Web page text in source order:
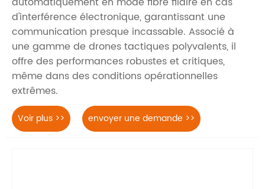
d'interférence électronique, garantissant une
communication presque incassable. Associé à
une gamme de drones tactiques polyvalents, il
offre des performances robustes et critiques,
même dans des conditions opérationnelles
extrêmes.
Voir plus >> envoyer une demande >>